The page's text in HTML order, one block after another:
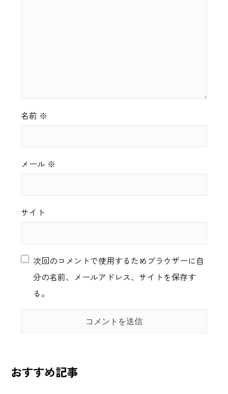
名前 ※
メール ※
サイト
次回のコメントで使用するためブラウザーに自
分の名前、メールアドレス、サイトを保存す
る。
おすすめ記事